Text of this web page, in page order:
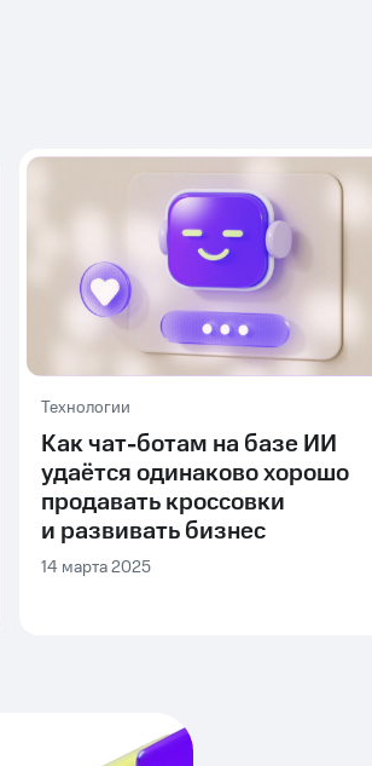
Технологии
Как чат-ботам на базе ИИ
удаётся одинаково хорошо
продавать кроссовки
и развивать бизнес
14 марта 2025